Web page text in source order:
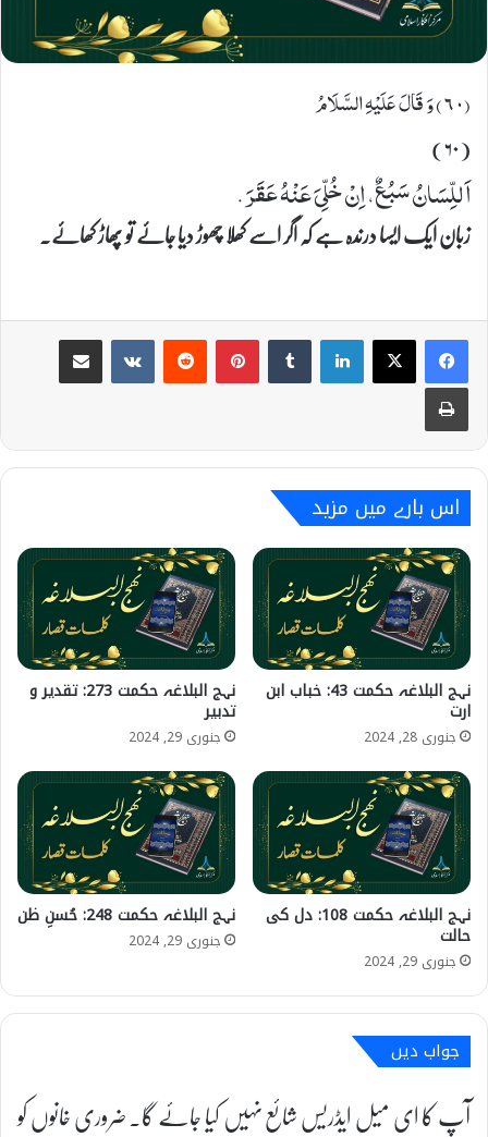
(٦٠) وَ قَالَ عَلَیْهِ السَّلَامُ
(۶۰)
اَللِّسَانُ سَبُعٌ، اِنْ خُلِّیَ عَنْهُ عَقَرَ.
زبان ایک ایسا درندہ ہے کہ اگر اسے کھلا چھوڑ دیا جائے تو پھاڑ کھائے۔
اس بارے میں مزید
نہج البلاغہ حکمت 43: خباب ابن
ارت
جنوری 28, 2024
نہج البلاغہ حکمت 273: تقدیر و
تدبیر
جنوری 29, 2024
نہج البلاغہ حکمت 108: دل کی
حالت
جنوری 29, 2024
نہج البلاغہ حکمت 248: حُسنِ ظن
جنوری 29, 2024
جواب دیں
آپ کا ای میل ایڈریس شائع نہیں کیا جائے گا۔ضروری خانوں کو